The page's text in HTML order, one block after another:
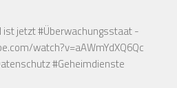
ist jetzt #Überwachungsstaat -
watch?v=aAWmYdXQ6Qc
#Geheimdienste